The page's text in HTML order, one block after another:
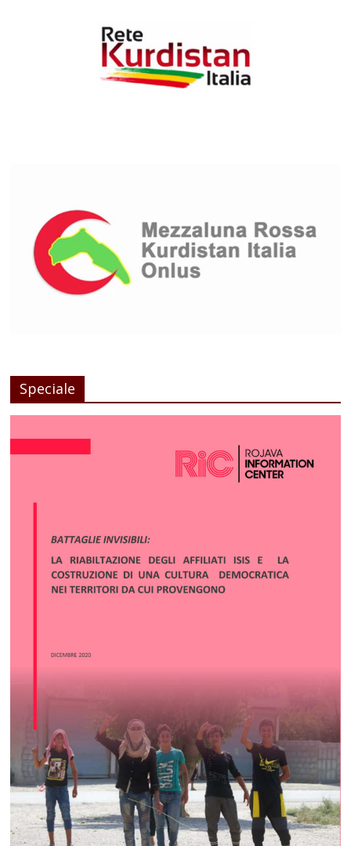
Speciale